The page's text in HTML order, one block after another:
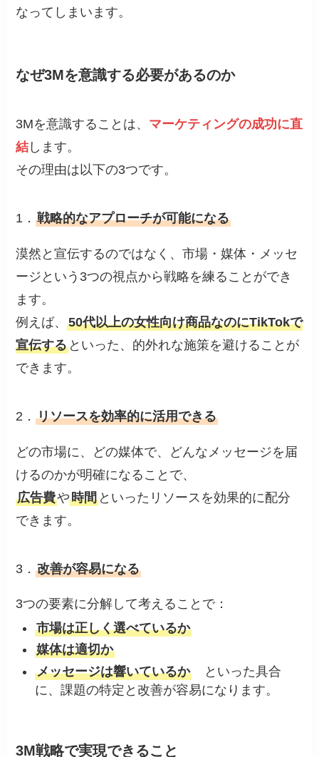
なってしまいます。
なぜ3Mを意識する必要があるのか
3Mを意識することは、 マーケティングの成功に直
結 します。
その理由は以下の3つです。
1．戦略的なアプローチが可能になる
漠然と宣伝するのではなく、市場・媒体・メッセ
ージという3つの視点から戦略を練ることができ
ます。
例えば、50代以上の女性向け商品なのにTikTokで
宣伝する といった、的外れな施策を避けることが
できます。
2．リソースを効率的に活用できる
どの市場に、どの媒体で、どんなメッセージを届
けるのかが明確になることで、
広告費や時間 といったリソースを効果的に配分
できます。
3．改善が容易になる
3つの要素に分解して考えることで：
市場は正しく選べているか
媒体は適切か
メッセージは響いているか といった具合
に、課題の特定と改善が容易になります。
3M戦略で実現できること